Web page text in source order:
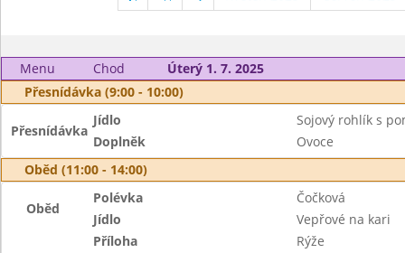
Menu Chod
Úterý 1. 7. 2025
Přesnídávka (9:00 - 10:00)
Přesnídávka
Jídlo
Sojový rohlík s
Doplněk
Ovoce
Oběd (11:00 - 14:00)
Oběd
Polévka
Čočková
Jídlo
Vepřové na kari
Příloha
Rýže